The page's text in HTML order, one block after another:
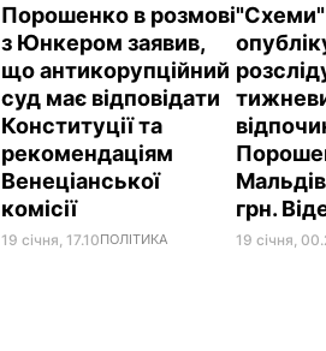
Порошенко в розмові
з Юнкером заявив,
що антикорупційний
суд має відповідати
Конституції та
рекомендаціям
Венеціанської
комісії
19 січня, 17.10ПОЛІТИКА
"Схеми"
грн.
19 січня,